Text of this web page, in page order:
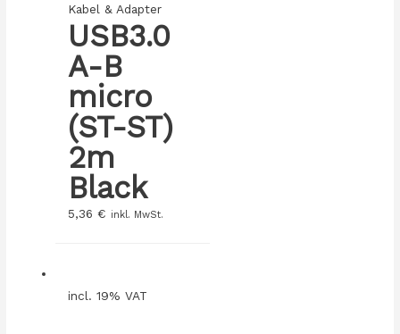
Kabel & Adapter
USB3.0
A-B
micro
(ST-ST)
2m
Black
5,36 € inkl. MwSt.
incl. 19% VAT